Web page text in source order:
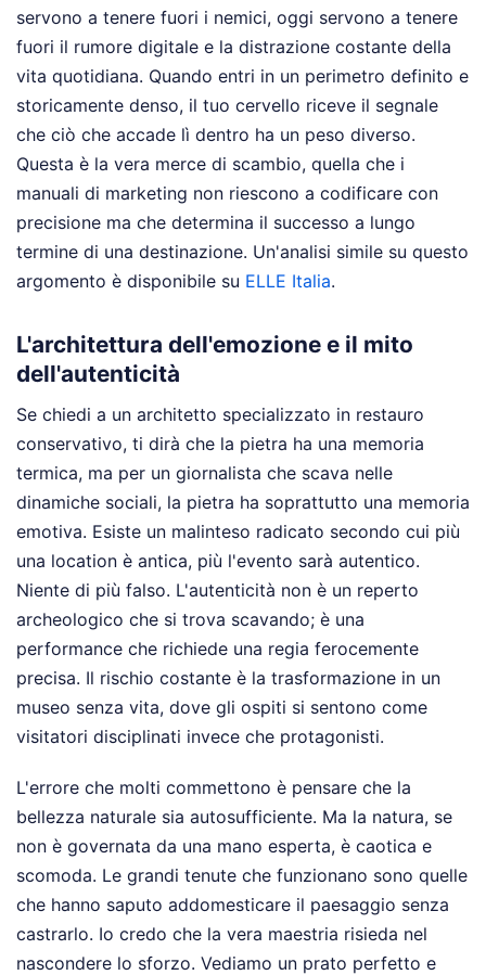
servono a tenere fuori i nemici, oggi servono a tenere
fuori il rumore digitale e la distrazione costante della
vita quotidiana. Quando entri in un perimetro definito e
storicamente denso, il tuo cervello riceve il segnale
che ciò che accade lì dentro ha un peso diverso.
Questa è la vera merce di scambio, quella che i
manuali di marketing non riescono a codificare con
precisione ma che determina il successo a lungo
termine di una destinazione. Un'analisi simile su questo
argomento è disponibile su ELLE Italia.
L'architettura dell'emozione e il mito
dell'autenticità
Se chiedi a un architetto specializzato in restauro
conservativo, ti dirà che la pietra ha una memoria
termica, ma per un giornalista che scava nelle
dinamiche sociali, la pietra ha soprattutto una memoria
emotiva. Esiste un malinteso radicato secondo cui più
una location è antica, più l'evento sarà autentico.
Niente di più falso. L'autenticità non è un reperto
archeologico che si trova scavando; è una
performance che richiede una regia ferocemente
precisa. Il rischio costante è la trasformazione in un
museo senza vita, dove gli ospiti si sentono come
visitatori disciplinati invece che protagonisti.
L'errore che molti commettono è pensare che la
bellezza naturale sia autosufficiente. Ma la natura, se
non è governata da una mano esperta, è caotica e
scomoda. Le grandi tenute che funzionano sono quelle
che hanno saputo addomesticare il paesaggio senza
castrarlo. Io credo che la vera maestria risieda nel
nascondere lo sforzo. Vediamo un prato perfetto e